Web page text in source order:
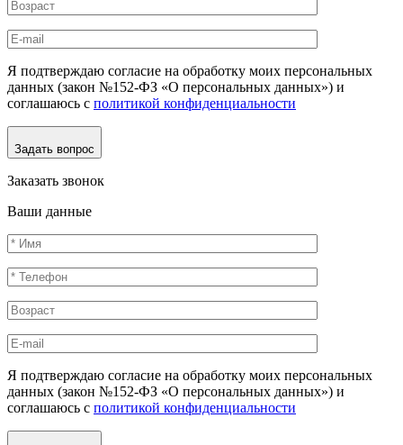
Я подтверждаю согласие на обработку моих персональных
данных (закон №152-ФЗ «О персональных данных») и
соглашаюсь с политикой конфиденциальности
Задать вопрос
Заказать звонок
Ваши данные
Я подтверждаю согласие на обработку моих персональных
данных (закон №152-ФЗ «О персональных данных») и
соглашаюсь с политикой конфиденциальности